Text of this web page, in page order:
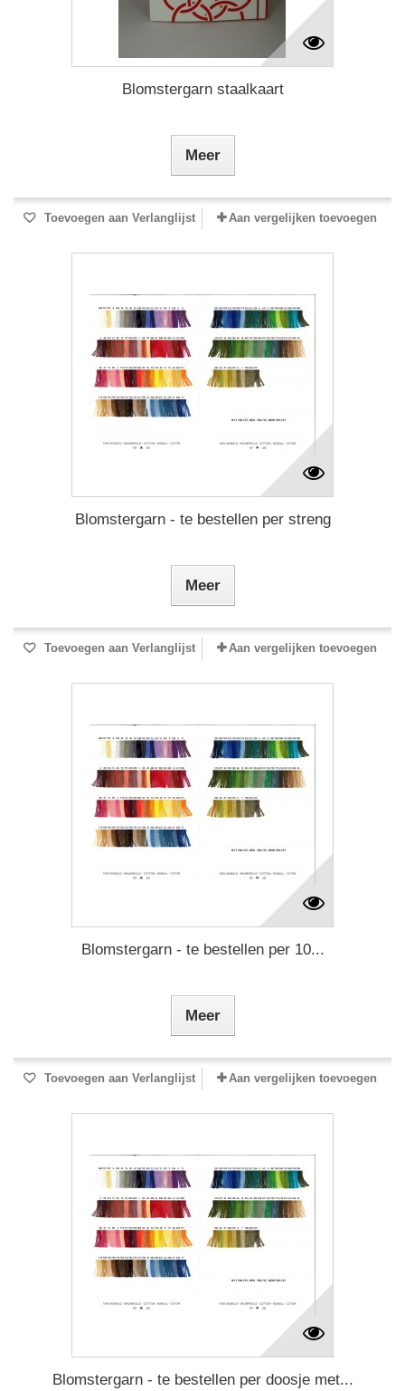
Blomstergarn staalkaart
Meer
Toevoegen aan Verlanglijst Aan vergelijken toevoegen
Blomstergarn - te bestellen per streng
Meer
Toevoegen aan Verlanglijst Aan vergelijken toevoegen
Blomstergarn - te bestellen per 10...
Meer
Toevoegen aan Verlanglijst Aan vergelijken toevoegen
Blomstergarn - te bestellen per doosje met...